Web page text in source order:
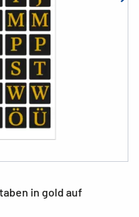
in gold auf